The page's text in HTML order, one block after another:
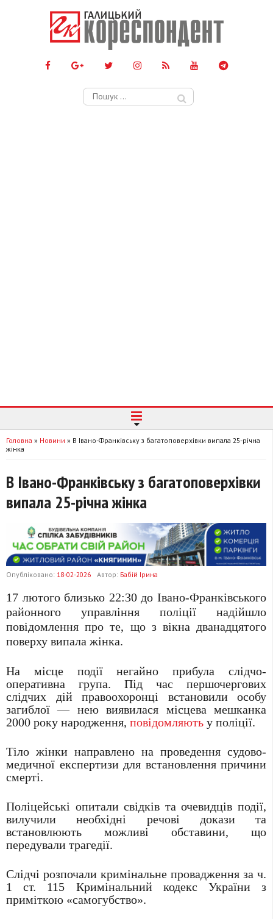
Пошук:
Головна » Новини » В Івано-Франківську з багатоповерхівки випала 25-річна
жінка
В Івано-Франківську з багатоповерхівки
випала 25-річна жінка
Опубліковано: 18-02-2026 Автор: Бабій Ірина
17 лютого близько 22:30 до Івано-Франківського
районного управління поліції надійшло
повідомлення про те, що з вікна дванадцятого
поверху випала жінка.
На місце події негайно прибула слідчо-
оперативна група. Під час першочергових
слідчих дій правоохоронці встановили особу
загиблої — нею виявилася місцева мешканка
2000 року народження, повідомляють у поліції.
Тіло жінки направлено на проведення судово-
медичної експертизи для встановлення причини
смерті.
Поліцейські опитали свідків та очевидців події,
вилучили необхідні речові докази та
встановлюють можливі обставини, що
передували трагедії.
Слідчі розпочали кримінальне провадження за ч.
1 ст. 115 Кримінальний кодекс України з
приміткою «самогубство».